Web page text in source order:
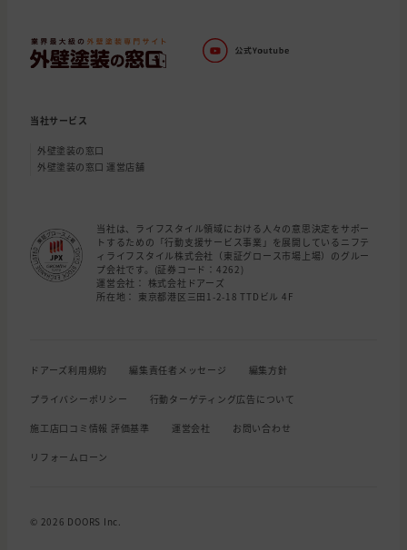
当社サービス
外壁塗装の窓口
外壁塗装の窓口 運営店舗
当社は、ライフスタイル領域における人々の意思決定をサポー
トするための「行動支援サービス事業」を展開しているニフテ
ィライフスタイル株式会社（東証グロース市場上場）のグルー
プ会社です。(証券コード：4262)
運営会社： 株式会社ドアーズ
所在地： 東京都港区三田1-2-18 TTDビル 4F
ドアーズ利用規約 編集責任者メッセージ 編集方針
プライバシーポリシー 行動ターゲティング広告について
施工店口コミ情報 評価基準 運営会社 お問い合わせ
リフォームローン
© 2026 DOORS Inc.